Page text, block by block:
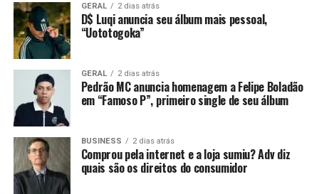
GERAL 2 dias atrás
D$ Luqi anuncia seu álbum mais pessoal,
“Uototogoka”
GERAL 2 dias atrás
Pedrão MC anuncia homenagem a Felipe Boladão
em “Famoso P”, primeiro single de seu álbum
BUSINESS 2 dias atrás
Comprou pela internet e a loja sumiu? Adv diz
quais são os direitos do consumidor